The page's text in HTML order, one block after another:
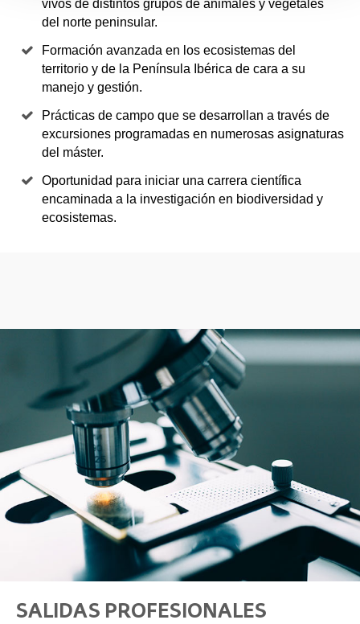
vivos de distintos grupos de animales y vegetales
del norte peninsular.
Formación avanzada en los ecosistemas del
territorio y de la Península Ibérica de cara a su
manejo y gestión.
Prácticas de campo que se desarrollan a través de
excursiones programadas en numerosas asignaturas
del máster.
Oportunidad para iniciar una carrera científica
encaminada a la investigación en biodiversidad y
ecosistemas.
SALIDAS PROFESIONALES